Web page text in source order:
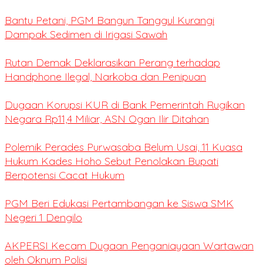
Bantu Petani, PGM Bangun Tanggul Kurangi
Dampak Sedimen di Irigasi Sawah
Rutan Demak Deklarasikan Perang terhadap
Handphone Ilegal, Narkoba dan Penipuan
Dugaan Korupsi KUR di Bank Pemerintah Rugikan
Negara Rp11,4 Miliar, ASN Ogan Ilir Ditahan
Polemik Perades Purwasaba Belum Usai, 11 Kuasa
Hukum Kades Hoho Sebut Penolakan Bupati
Berpotensi Cacat Hukum
PGM Beri Edukasi Pertambangan ke Siswa SMK
Negeri 1 Dengilo
AKPERSI Kecam Dugaan Penganiayaan Wartawan
oleh Oknum Polisi